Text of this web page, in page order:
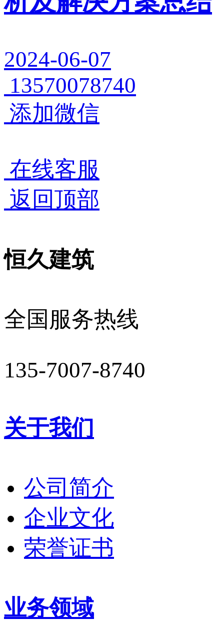
2024-06-07
13570078740
添加微信
在线客服
返回顶部
恒久建筑
全国服务热线
135-7007-8740
关于我们
公司简介
企业文化
荣誉证书
业务领域